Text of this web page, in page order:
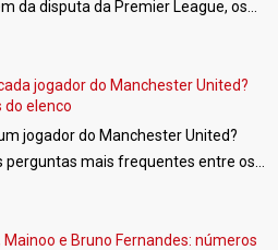
da disputa da Premier League, os
de volta à UEFA Champions
jogador do Manchester United?
do elenco
jogador do Manchester United?
perguntas mais frequentes entre os
o clube não divulgue oficialmente
estimativas com base em
e Bruno Fernandes: números